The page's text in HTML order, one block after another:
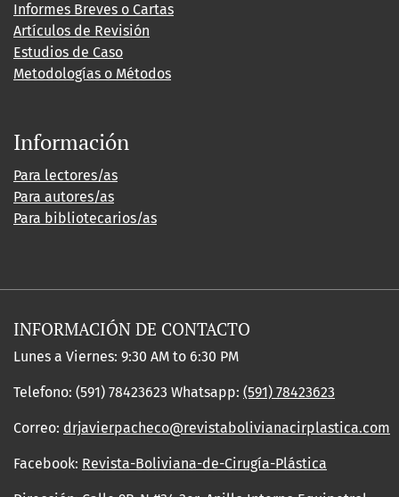
Informes Breves o Cartas
Artículos de Revisión
Estudios de Caso
Metodologías o Métodos
Información
Para lectores/as
Para autores/as
Para bibliotecarios/as
INFORMACIÓN DE CONTACTO
Lunes a Viernes: 9:30 AM to 6:30 PM
Telefono: (591) 78423623 Whatsapp: (591) 78423623
Correo: drjavierpacheco@revistabolivianacirplastica.com
Facebook: Revista-Boliviana-de-Cirugía-Plástica